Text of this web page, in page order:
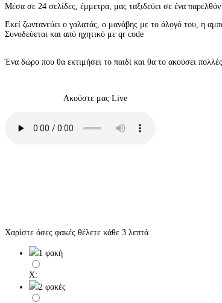
Μέσα σε 24 σελίδες, έμμετρα, μας ταξιδεύει σε ένα
Εκεί ζωντανεύει ο γαλατάς, ο μανάβης με το άλογό του, η
Συνοδεύεται και από ηχητικό με qr code
Ένα δώρο που θα εκτιμήσει το παιδί και θα το ακούσει
Ακούστε μας Live
Χαρίστε όσες φακές θέλετε κάθε 3 λεπτά
1 φακή
X:
2 φακές